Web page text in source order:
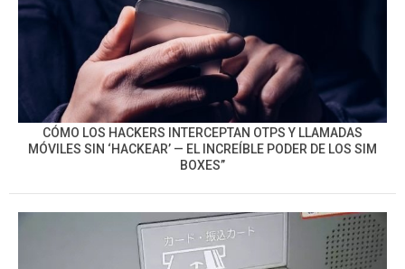
CÓMO LOS HACKERS INTERCEPTAN OTPS Y LLAMADAS
MÓVILES SIN ‘HACKEAR’ — EL INCREÍBLE PODER DE LOS SIM
BOXES”